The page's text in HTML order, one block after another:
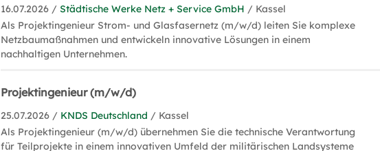
16.07.2026 /Städtische Werke Netz + Service GmbH / Kassel
Als Projektingenieur Strom- und Glasfasernetz (m/w/d) leiten Sie komplexe
Netzbaumaßnahmen und entwickeln innovative Lösungen in einem
nachhaltigen Unternehmen.
Projektingenieur (m/w/d)
25.07.2026 / KNDS Deutschland / Kassel
Als Projektingenieur (m/w/d) übernehmen Sie die technische Verantwortung
für Teilprojekte in einem innovativen Umfeld der militärischen Landsysteme